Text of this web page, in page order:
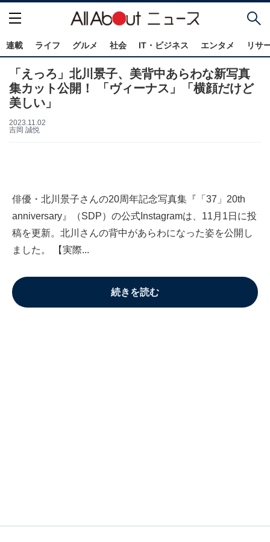
連載 ライフ グルメ 社会 IT・ビジネス エンタメ リサ
「えっろ」北川景子、美背中あらわな新写真
集カット公開！ 「ヴィーナス」「横顔だけど
美しい」
2023.11.02
吉岡 誠悦
俳優・北川景子さんの20周年記念写真集『「37」20th
anniversary』（SDP）の公式Instagramは、11月1日に投
稿を更新。北川さんの背中があらわになった姿を公開し
ました。 【実際...
続きを読む